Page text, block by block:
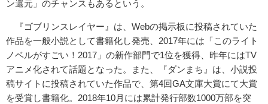
ン還元」のチャンスもあるという。
『ゴブリンスレイヤー』は、Webの掲示板に投稿されていた
作品を一般小説として書籍化し発売、2017年には「このライト
ノベルがすごい！2017」の新作部門で1位を獲得、昨年にはTV
アニメ化されて話題となった。また、『ダンまち』は、小説投
稿サイトに投稿されていた作品で、第4回GA文庫大賞にて大賞
を受賞し書籍化。2018年10月には累計発行部数1000万部を突